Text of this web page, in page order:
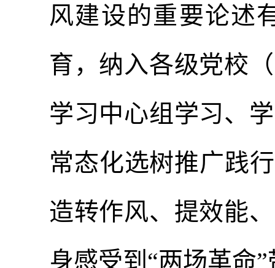
风建设的重要论述
育，纳入各级党校
学习中心组学习、
常态化选树推广践
造转作风、提效能
身感受到“两场革命